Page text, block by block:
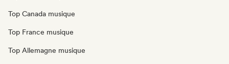
Top Canada musique
Top France musique
Top Allemagne musique